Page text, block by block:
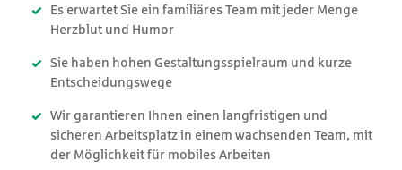
Es erwartet Sie ein familiäres Team mit jeder Menge
Herzblut und Humor
Sie haben hohen Gestaltungsspielraum und kurze
Entscheidungswege
Wir garantieren Ihnen einen langfristigen und
sicheren Arbeitsplatz in einem wachsenden Team, mit
der Möglichkeit für mobiles Arbeiten